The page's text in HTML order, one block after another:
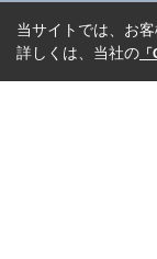
当サイトでは、お
詳しくは、当社の